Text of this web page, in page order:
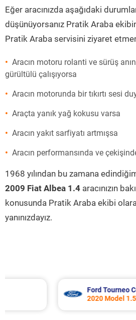
Eğer aracınızda aşağıdaki
düşünüyorsanız Pratik Araba
Pratik Araba servisini ziyaret
Aracın motoru rolanti ve sürüş
gürültülü çalışıyorsa
Aracın motorunda bir tıkırtı sesi
Araçta yanık yağ kokusu varsa
Aracın yakıt sarfiyatı artmışsa
Aracın performansında ve
1968 yılından bu zamana
2009 Fiat Albea 1.4 aracınızın
konusunda Pratik Araba ekibi
yanınızdayız.
Ford Tourneo Courier
2020 Model 1.5 Tdci Motor